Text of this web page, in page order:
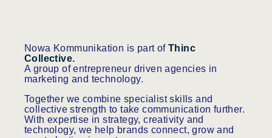
Nowa Kommunikation is part of Thinc
Collective.
A group of entrepreneur driven agencies in
marketing and technology.
Together we combine specialist skills and
collective strength to take communication further.
With expertise in strategy, creativity and
technology, we help brands connect, grow and